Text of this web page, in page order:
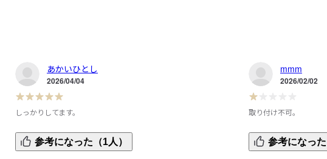
あかいひとし
2026/04/04
しっかりしてます。
非常にしっかりした作りです。ちょっと高いけど買ってよか
った！参考になった（1人）
mmm
2026/02/02
取り付け不可。
スチールパイプがど
パイプのネジが短
参考になった